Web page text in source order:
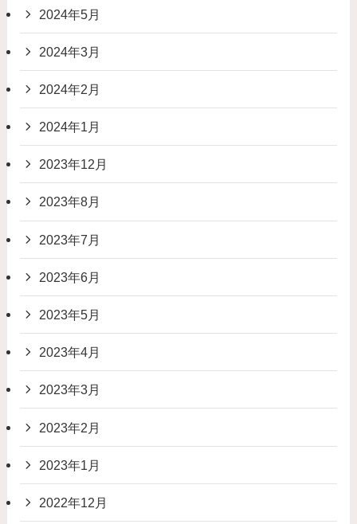
2024年5月
2024年3月
2024年2月
2024年1月
2023年12月
2023年8月
2023年7月
2023年6月
2023年5月
2023年4月
2023年3月
2023年2月
2023年1月
2022年12月